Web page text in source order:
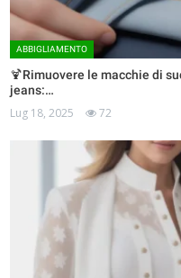
ABBIGLIAMENTO
🍹Rimuovere le macchie di
jeans:…
Lug 18, 2025 72